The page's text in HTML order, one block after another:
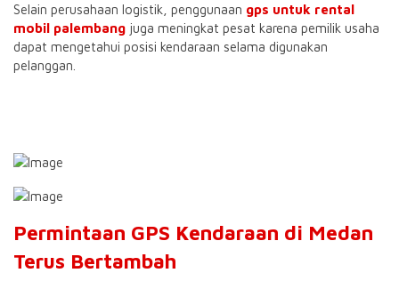
Selain perusahaan logistik, penggunaan gps untuk rental
mobil palembang juga meningkat pesat karena pemilik usaha
dapat mengetahui posisi kendaraan selama digunakan
pelanggan.
Permintaan GPS Kendaraan di Medan
Terus Bertambah